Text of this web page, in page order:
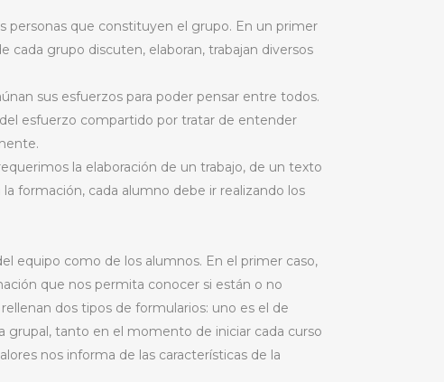
personas que constituyen el grupo. En un primer
cada grupo discuten, elaboran, trabajan diversos
sus esfuerzos para poder pensar entre todos.
esfuerzo compartido por tratar de entender
la elaboración de un trabajo, de un texto
formación, cada alumno debe ir realizando los
equipo como de los alumnos. En el primer caso,
que nos permita conocer si están o no
dos tipos de formularios: uno es el de
grupal, tanto en el momento de iniciar cada curso
nos informa de las características de la